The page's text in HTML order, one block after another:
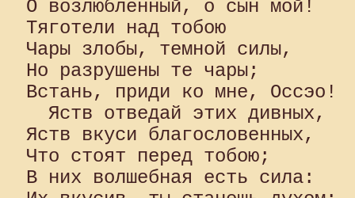
О возлюбленный, о сын мой!
Тяготели над тобою
Чары злобы, темной силы,
Но разрушены те чары;
Встань, приди ко мне, Оссэо!
  Яств отведай этих дивных,
Яств вкуси благословенных,
Что стоят перед тобою;
В них волшебная есть сила: